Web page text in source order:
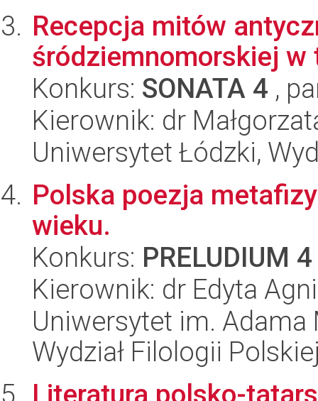
Recepcja mitów
śródziemnomorskiej
Konkurs: SONATA 4 ,
Kierownik: dr
Uniwersytet Łódzki,
Polska poezja
wieku.
Konkurs: PRELUDIUM 4
Kierownik: dr Edyta
Uniwersytet im.
Wydział Filologii
Literatura polsko-